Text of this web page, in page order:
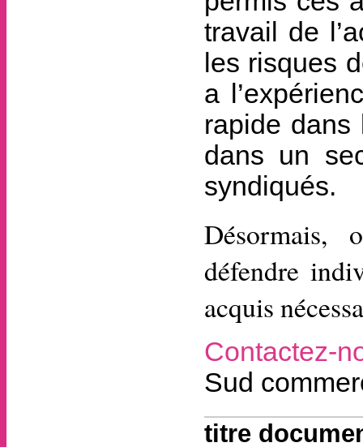
travail de
les risques
a
rapide dans
dans un
syndiqués.
Désormais,
défendre
acquis
Contactez-
Sud
titre